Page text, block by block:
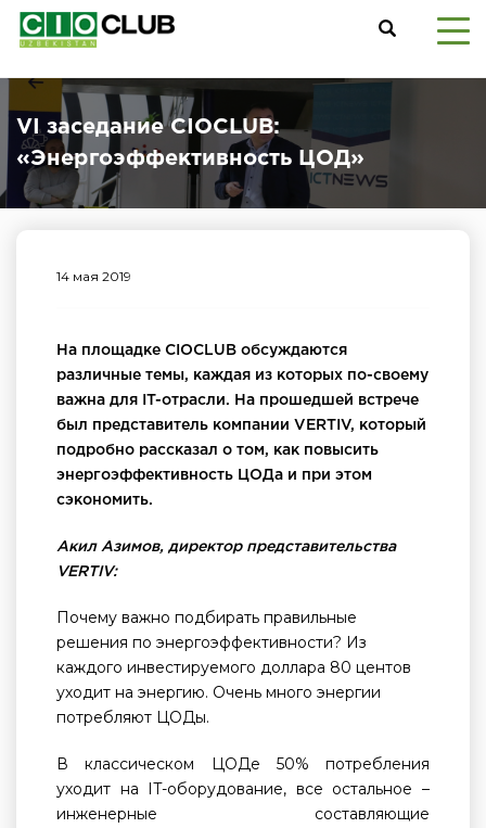
VI заседание CIOCLUB:
«Энергоэффективность ЦОД»
14 мая 2019
На площадке CIOCLUB обсуждаются
различные темы, каждая из которых по-своему
важна для IT-отрасли. На прошедшей встрече
был представитель компании VERTIV, который
подробно рассказал о том, как повысить
энергоэффективность ЦОДа и при этом
сэкономить.
Акил Азимов, директор представительства
VERTIV:
Почему важно подбирать правильные
решения по энергоэффективности? Из
каждого инвестируемого доллара 80 центов
уходит на энергию. Очень много энергии
потребляют ЦОДы.
В классическом ЦОДе 50% потребления
уходит на IT-оборудование, все остальное –
инженерные составляющие